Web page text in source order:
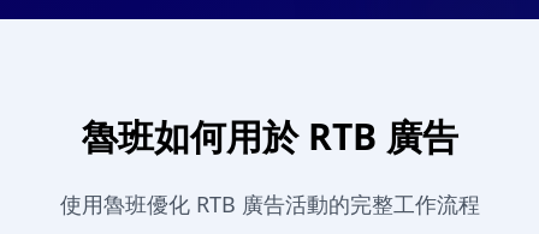
魯班如何用於 RTB 廣告
使用魯班優化 RTB 廣告活動的完整工作流程